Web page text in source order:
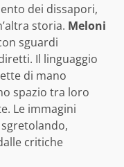
dei dissapori,
storia. Meloni
sguardi
Il linguaggio
di mano
spazio tra loro
Le immagini
critiche